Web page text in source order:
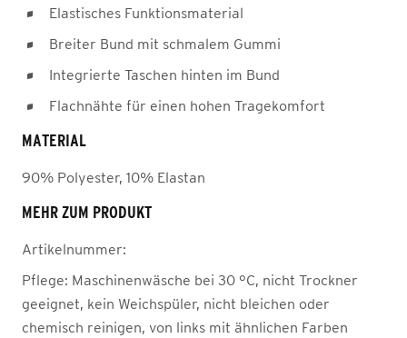
Elastisches Funktionsmaterial
Breiter Bund mit schmalem Gummi
Integrierte Taschen hinten im Bund
Flachnähte für einen hohen Tragekomfort
MATERIAL
90% Polyester, 10% Elastan
MEHR ZUM PRODUKT
Artikelnummer:
Pflege: Maschinenwäsche bei 30 °C, nicht Trockner
geeignet, kein Weichspüler, nicht bleichen oder
chemisch reinigen, von links mit ähnlichen Farben